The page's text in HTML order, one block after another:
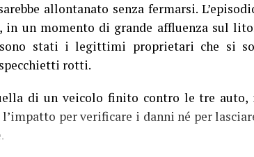
allontanato senza fermarsi.
in un momento di grande affluenza sul
sono stati i legittimi proprietari che si
rotti.
di un veicolo finito contro le tre auto,
per verificare i danni né per